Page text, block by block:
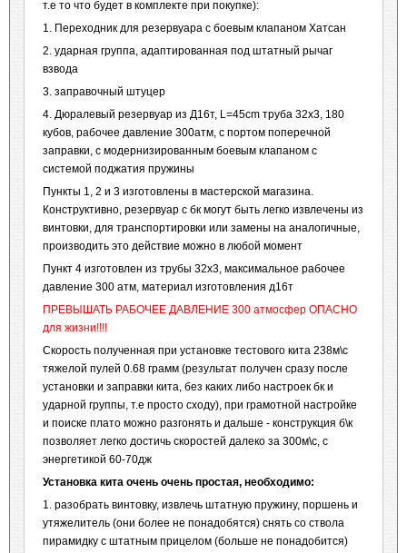
т.е то что будет в комплекте при покупке):
1. Переходник для резервуара с боевым клапаном Хатсан
2. ударная группа, адаптированная под штатный рычаг
взвода
3. заправочный штуцер
4. Дюралевый резервуар из Д16т, L=45cm труба 32х3, 180
кубов, рабочее давление 300атм, с портом поперечной
заправки, с модернизированным боевым клапаном с
системой поджатия пружины
Пункты 1, 2 и 3 изготовлены в мастерской магазина.
Конструктивно, резервуар с бк могут быть легко извлечены из
винтовки, для транспортировки или замены на аналогичные,
производить это действие можно в любой момент
Пункт 4 изготовлен из трубы 32х3, максимальное рабочее
давление 300 атм, материал изготовления д16т
ПРЕВЫШАТЬ РАБОЧЕЕ ДАВЛЕНИЕ 300 атмосфер ОПАСНО
для жизни!!!!
Скорость полученная при установке тестового кита 238м\с
тяжелой пулей 0.68 грамм (результат получен сразу после
установки и заправки кита, без каких либо настроек бк и
ударной группы, т.е просто сходу), при грамотной настройке
и поиске плато можно разгонять и дальше - конструкция б\к
позволяет легко достичь скоростей далеко за 300м\с, с
энергетикой 60-70дж
Установка кита очень очень простая, необходимо:
1. разобрать винтовку, извлечь штатную пружину, поршень и
утяжелитель (они более не понадобятся) снять со ствола
пирамидку с штатным прицелом (больше не понадобится)